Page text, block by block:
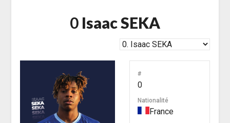
0 Isaac SEKA
#
0
Nationalité
France